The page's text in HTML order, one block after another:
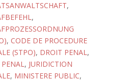
,
,
, CODE DE PROCEDURE
(STPO), DROIT PENAL,
PENAL, JURIDICTION
, MINISTERE PUBLIC,